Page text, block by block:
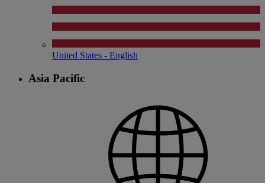
United States - English
Asia Pacific